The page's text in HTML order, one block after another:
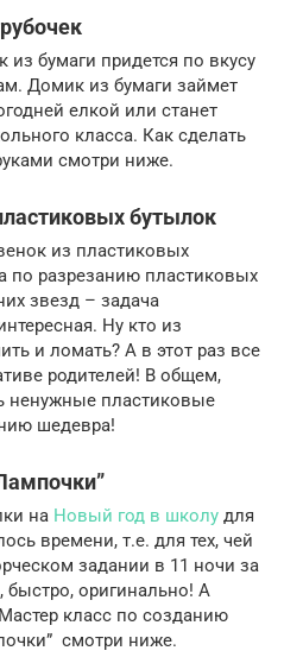
бумаги придется по вкусу
Домик из бумаги займет
елкой или станет
класса. Как сделать
смотри ниже.
бутылок
из пластиковых
по разрезанию пластиковых
звезд – задача
Ну кто из
и ломать? А в этот раз все
родителей! В общем,
ненужные пластиковые
шедевра!
на Новый год в школу для
времени, т.е. для тех, чей
задании в 11 ночи за
оригинально! А
класс по созданию
смотри ниже.